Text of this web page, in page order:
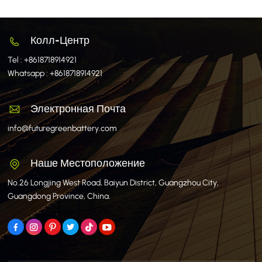
Колл-Центр
Tel :+8618718914921
Whatsapp :+8618718914921
Электронная Почта
info@futuregreenbattery.com
Наше Местоположение
No.26 Longjing West Road, Baiyun District, Guangzhou City,
Guangdong Province, China.